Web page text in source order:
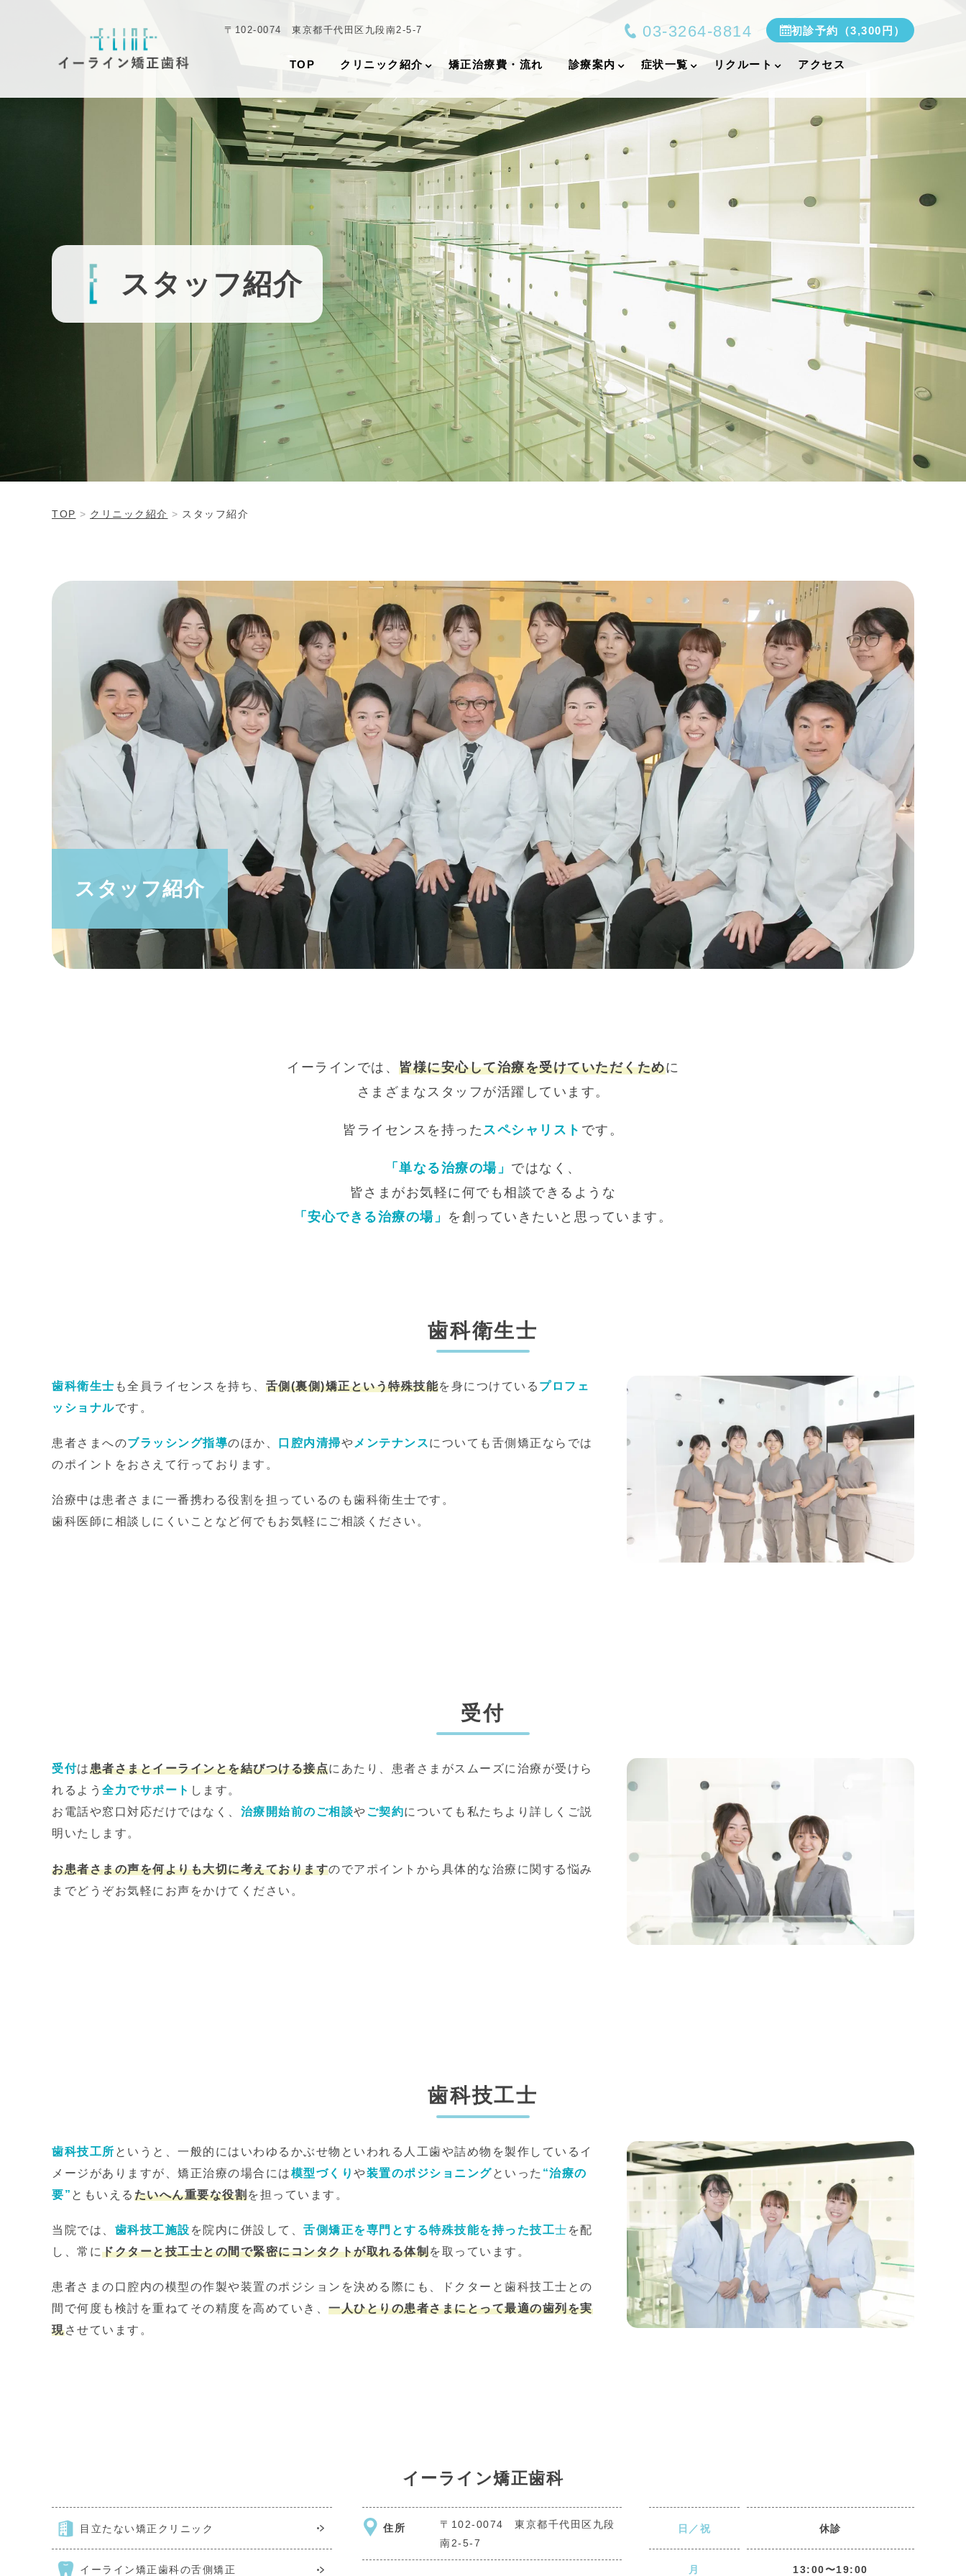
〒102-0074 東京都千代田区九段南2-5-7 03-3264-8814 初診予約（3,300円）
TOP クリニック紹介 矯正治療費・流れ 診療案内 症状一覧 リクルート アクセス
スタッフ紹介
TOP クリニック紹介 スタッフ紹介
スタッフ紹介
イーラインでは、 皆様に安心して治療を受けていただくために
さまざまなスタッフが活躍しています。
皆ライセンスを持った スペシャリスト です。
「単なる治療の場」 ではなく、
皆さまがお気軽に何でも相談できるような
「安心できる治療の場」 を創っていきたいと思っています。
歯科衛生士
歯科衛生士 も全員ライセンスを持ち、 舌側(裏側)矯正という特殊技能を身につけている プロフェ
ッショナルです。
患者さまへのブラッシング指導のほか、 口腔内清掃や メンテナンスについても舌側矯正ならでは
のポイントをおさえて行っております。
治療中は患者さまに一番携わる役割を担っているのも歯科衛生士です。
歯科医師に相談しにくいことなど何でもお気軽にご相談ください。
受付
受付は患者さまとイーラインとを結びつける接点にあたり、患者さまがスムーズに治療が受けら
れるよう 全力でサポート します。
お電話や窓口対応だけではなく、 治療開始前のご相談やご契約についても私たちより詳しくご説
明いたします。
お患者さまの声を何よりも大切に考えておりますのでアポイントから具体的な治療に関する悩み
までどうぞお気軽にお声をかけてください。
歯科技工士
歯科技工所 というと、一般的にはいわゆるかぶせ物といわれる人工歯や詰め物を製作しているイ
メージがありますが、矯正治療の場合には模型づくり や装置のポジショニングといった “治療の
要” ともいえる たいへん重要な役割を担っています。
当院では、 歯科技工施設 を院内に併設して、 舌側矯正を専門とする特殊技能を持った技工士 を配
し、常にドクターと技工士との間で緊密にコンタクトが取れる体制を取っています。
患者さまの口腔内の模型の作製や装置のポジションを決める際にも、ドクターと歯科技工士との
間で何度も検討を重ねてその精度を高めていき、 一人ひとりの患者さまにとって最適の歯列を実
現させています。
イーライン矯正歯科
目立たない矯正 クリニック
イーライン矯正歯科の舌側矯正
住所
〒102-0074 東京都千代田区九段
南2-5-7
日／祝
月
休診
13:00〜19:00